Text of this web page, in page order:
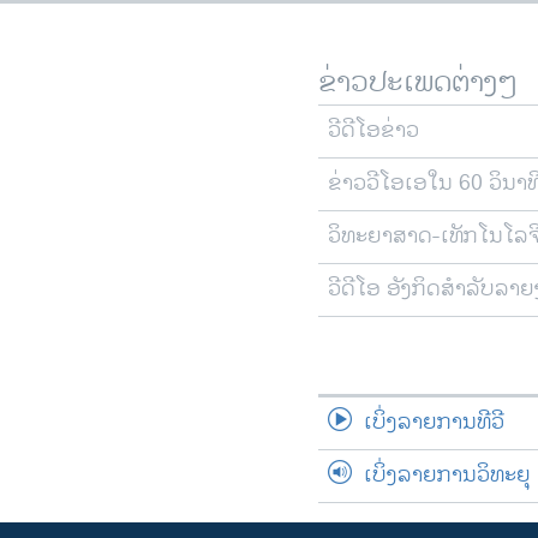
ຂ່າວປະເພດຕ່າງໆ
ວີດີໂອຂ່າວ
ຂ່າວວີໂອເອໃນ 60 ວິນາ
ວິທະຍາສາດ-ເທັກໂນໂລ
ວີດີໂອ ອັງກິດສຳລັບລາຍ
ເບິ່ງລາຍການທີວີ
ເບິ່ງລາຍການວິທະຍຸ